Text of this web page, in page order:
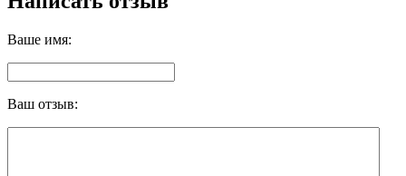
Ваше имя:
Ваш отзыв: